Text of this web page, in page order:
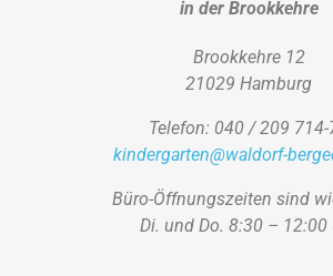
in der Brookkehre
Brookkehre 12
21029 Hamburg
Telefon: 040 / 209 714-
kindergarten@waldorf-
Büro-Öffnungszeiten sind
Di. und Do. 8:30 – 12:00